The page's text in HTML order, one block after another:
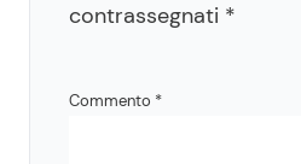
contrassegnati *
Commento *